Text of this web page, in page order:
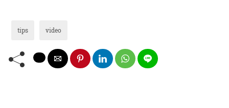
tips video